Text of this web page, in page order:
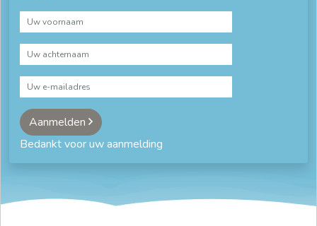
Aanmelden
Bedankt voor uw aanmelding